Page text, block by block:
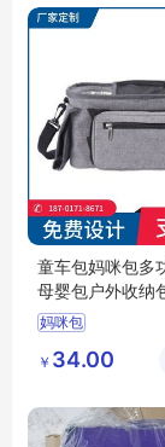
童车包妈咪包多
母婴包户外收纳
妈咪包
￥ 34.00